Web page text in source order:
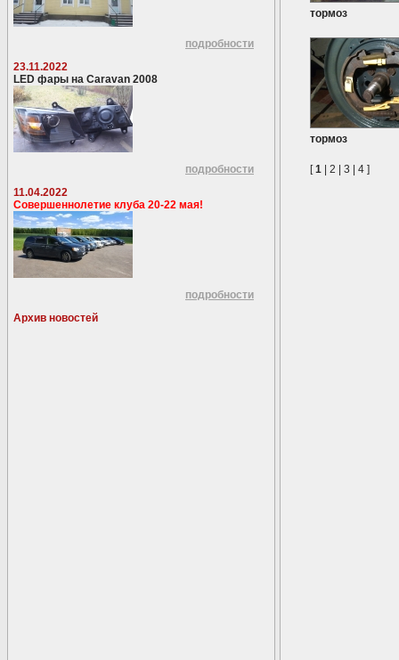
подробности
23.11.2022
LED фары на Caravan 2008
подробности
11.04.2022
Совершеннолетие клуба 20-22 мая!
подробности
Архив новостей
тормоз
тормоз
[1 2 3 4 ]